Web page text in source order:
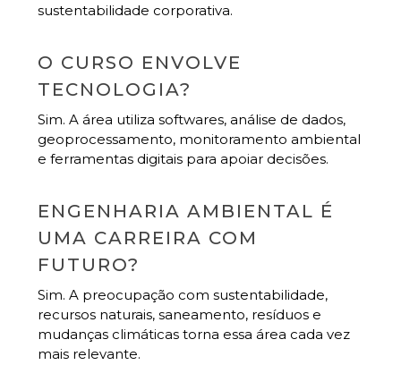
sustentabilidade corporativa.
O CURSO ENVOLVE
TECNOLOGIA?
Sim. A área utiliza softwares, análise de dados,
geoprocessamento, monitoramento ambiental
e ferramentas digitais para apoiar decisões.
ENGENHARIA AMBIENTAL É
UMA CARREIRA COM
FUTURO?
Sim. A preocupação com sustentabilidade,
recursos naturais, saneamento, resíduos e
mudanças climáticas torna essa área cada vez
mais relevante.